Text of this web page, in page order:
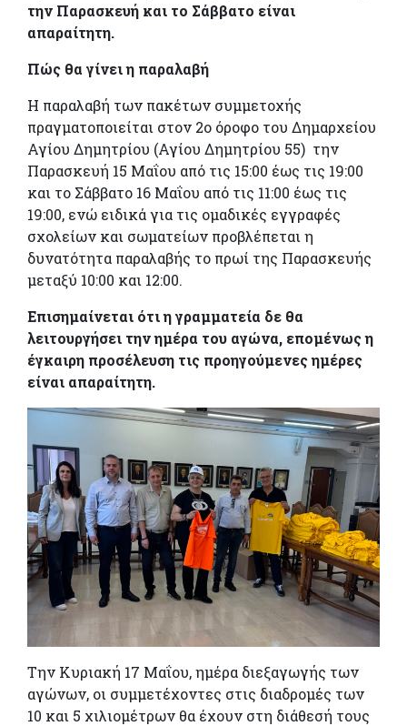
την Παρασκευή και το Σάββατο είναι
απαραίτητη.
Πώς θα γίνει η παραλαβή
Η παραλαβή των πακέτων συμμετοχής
πραγματοποιείται στον 2ο όροφο του Δημαρχείου
Αγίου Δημητρίου (Αγίου Δημητρίου 55) την
Παρασκευή 15 Μαΐου από τις 15:00 έως τις 19:00
και το Σάββατο 16 Μαΐου από τις 11:00 έως τις
19:00, ενώ ειδικά για τις ομαδικές εγγραφές
σχολείων και σωματείων προβλέπεται η
δυνατότητα παραλαβής το πρωί της Παρασκευής
μεταξύ 10:00 και 12:00.
Επισημαίνεται ότι η γραμματεία δε θα
λειτουργήσει την ημέρα του αγώνα, επομένως η
έγκαιρη προσέλευση τις προηγούμενες ημέρες
είναι απαραίτητη.
Την Κυριακή 17 Μαΐου, ημέρα διεξαγωγής των
αγώνων, οι συμμετέχοντες στις διαδρομές των
10 και 5 χιλιομέτρων θα έχουν στη διάθεσή τους